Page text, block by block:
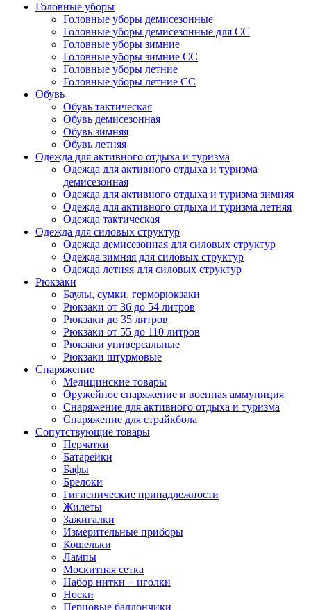
Головные уборы
Головные уборы демисезонные
Головные уборы демисезонные для СС
Головные уборы зимние
Головные уборы зимние СС
Головные уборы летние
Головные уборы летние СС
Обувь
Обувь тактическая
Обувь демисезонная
Обувь зимняя
Обувь летняя
Одежда для активного отдыха и туризма
Одежда для активного отдыха и туризма
демисезонная
Одежда для активного отдыха и туризма зимняя
Одежда для активного отдыха и туризма летняя
Одежда тактическая
Одежда для силовых структур
Одежда демисезонная для силовых структур
Одежда зимняя для силовых структур
Одежда летняя для силовых структур
Рюкзаки
Баулы, сумки, герморюкзаки
Рюкзаки от 36 до 54 литров
Рюкзаки до 35 литров
Рюкзаки от 55 до 110 литров
Рюкзаки универсальные
Рюкзаки штурмовые
Снаряжение
Медицинские товары
Оружейное снаряжение и военная аммуниция
Снаряжение для активного отдыха и туризма
Снаряжение для страйкбола
Сопутствующие товары
Перчатки
Батарейки
Бафы
Брелоки
Гигиенические принадлежности
Жилеты
Зажигалки
Измерительные приборы
Кошельки
Лампы
Москитная сетка
Набор нитки + иголки
Носки
Перцовые баллончики